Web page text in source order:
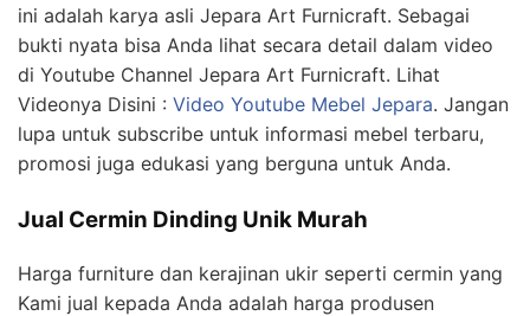
ini adalah karya asli Jepara Art Furnicraft. Sebagai
bukti nyata bisa Anda lihat secara detail dalam video
di Youtube Channel Jepara Art Furnicraft. Lihat
Videonya Disini : Video Youtube Mebel Jepara. Jangan
lupa untuk subscribe untuk informasi mebel terbaru,
promosi juga edukasi yang berguna untuk Anda.
Jual Cermin Dinding Unik Murah
Harga furniture dan kerajinan ukir seperti cermin yang
Kami jual kepada Anda adalah harga produsen